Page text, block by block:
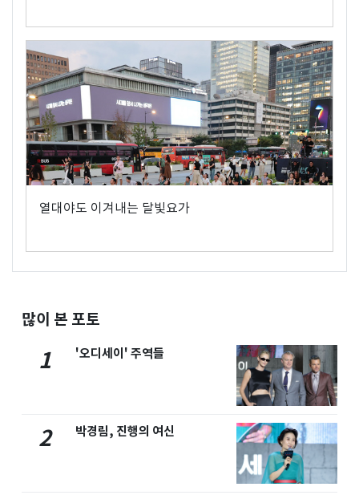
열대야도 이겨내는 달빛요가
많이 본 포토
1 '오디세이' 주역들
2 박경림, 진행의 여신